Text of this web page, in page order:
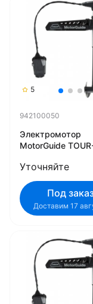
5
942100050
Электромотор
MotorGuide
942100050
Уточняйте
Под
Доставим 17